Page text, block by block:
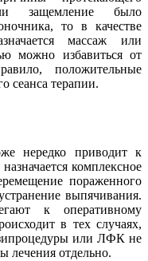
защемление было
то в качестве
массаж или
можно избавиться от
положительные
сеанса терапии.
нередко приводит к
комплексное
пораженного
выпячивания.
к оперативному
в тех случаях,
или ЛФК не
лечения отдельно.